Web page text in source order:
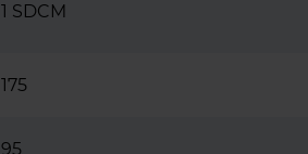
1 SDCM
175
95